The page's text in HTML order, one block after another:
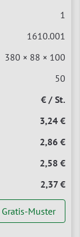
1
1610.001
380 × 88 × 100
50
€ / St.
3,24 €
2,86 €
2,58 €
2,37 €
Gratis-Muster